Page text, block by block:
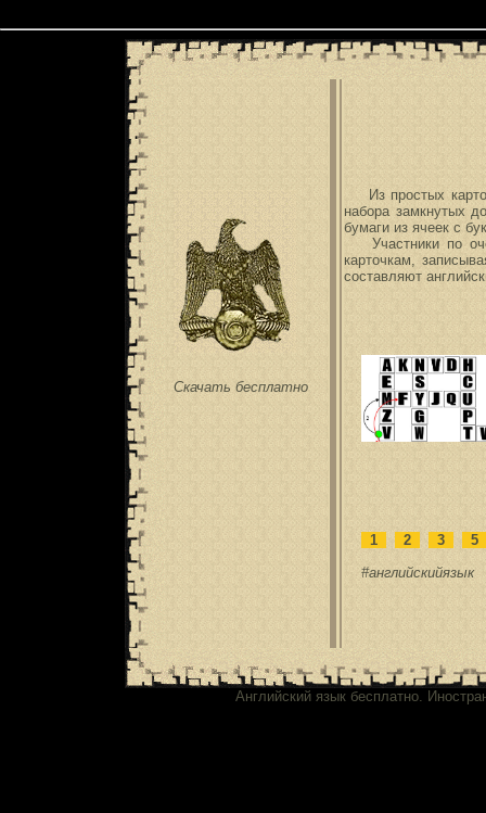
Скачать бесплатно
Из простых
набора замкнутых
бумаги из ячеек с
Участники по
карточкам,
составляют
1 2 3
5
#английскийязык
Английский язык бесплатно.